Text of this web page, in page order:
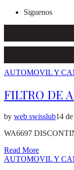
Siguenos
Posted
AUTOMOVIL Y
FILTRO DE
by web swisslub14
WA6697
Read More
Posted
AUTOMOVIL Y